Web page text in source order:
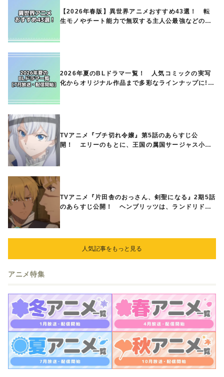
【2026年春版】異世界アニメおすすめ43選！ 転
生モノやチート能力で無双する主人公最強などの人
2026年夏のBLドラマ一覧！ 人気コミックの実写
化からオリジナル作品まで多彩なラインナップに!!
TVアニメ『ブチ切れ令嬢』第5話のあらすじ公
開！ エリーのもとに、王国の属国サージャス小王
TVアニメ『片田舎のおっさん、剣聖になる』2期5話
のあらすじ公開！ ヘンブリッツは、ランドリドに
人気記事をもっと見る
アニメ特集